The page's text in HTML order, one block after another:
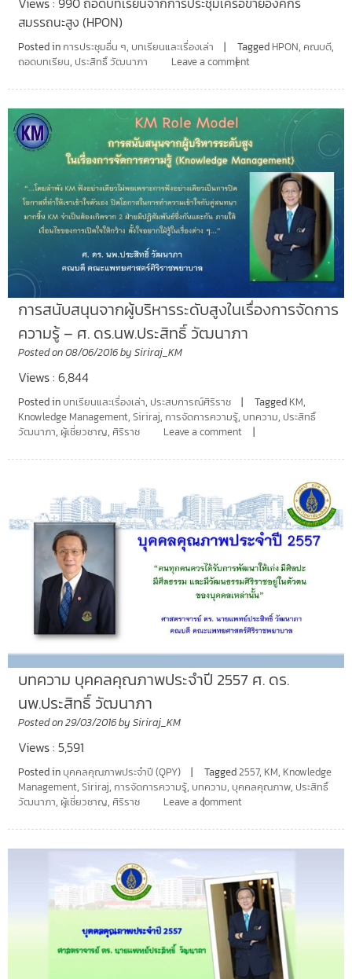
สมรรถนะสูง (HPON)
Posted inการประชุมอื่น ๆ, บทเรียนและเรื่องเล่า Tagged HPON, คณบดี,
ถอดบทเรียน, ประสิทธิ์ วัฒนาภา Leave a comment
การสนับสนุนจากผู้บริหารระดับสูงในเรื่องการจัดการ
ความรู้ – ศ. ดร.นพ.ประสิทธิ์ วัฒนาภา
Posted on08/06/2016by Siriraj_KM
Views : 6,844
Posted in บทเรียนและเรื่องเล่า, ประสบการณ์ศิริราช Tagged KM,
Knowledge Management, Siriraj, การจัดการความรู้, บทความ, ประสิทธิ์
วัฒนาภา, ผู้เชี่ยวชาญ, ศิริราช Leave a comment
บทความ บุคคลคุณภาพประจำปี 2557 ศ. ดร.
นพ.ประสิทธิ์ วัฒนาภา
Posted on29/03/2016by Siriraj_KM
Views : 5,591
Posted in บุคคลคุณภาพประจำปี (QPY) Tagged2557, KM, Knowledge
Management, Siriraj, การจัดการความรู้, บทความ, บุคคลคุณภาพ, ประสิทธิ์
วัฒนาภา, ผู้เชี่ยวชาญ, ศิริราช Leave a comment